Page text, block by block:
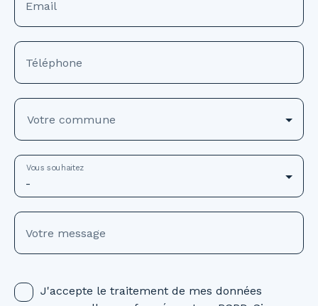
Email
Téléphone
Votre commune
-
Vous souhaitez
Votre message
J'accepte le traitement de mes données